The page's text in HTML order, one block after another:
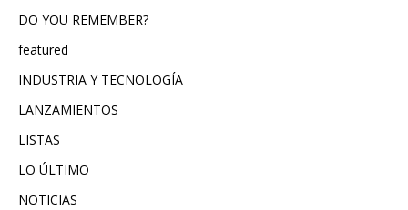
DO YOU REMEMBER?
featured
INDUSTRIA Y TECNOLOGÍA
LANZAMIENTOS
LISTAS
LO ÚLTIMO
NOTICIAS